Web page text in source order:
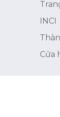
INCI
Cửa